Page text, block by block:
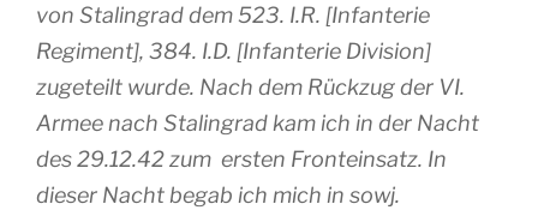
von Stalingrad dem 523. I.R. [Infanterie
Regiment], 384. I.D. [Infanterie Division]
zugeteilt wurde. Nach dem Rückzug der VI.
Armee nach Stalingrad kam ich in der Nacht
des 29.12.42 zum ersten Fronteinsatz. In
dieser Nacht begab ich mich in sowj.